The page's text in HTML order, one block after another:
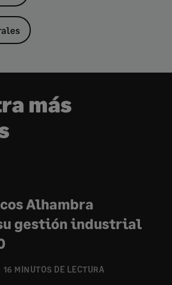
más
16 MINUTOS DE LECTURA
Alhambra
gestión industrial